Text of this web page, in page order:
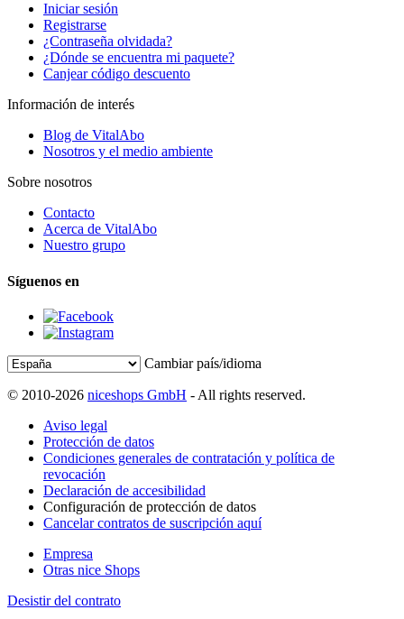
Iniciar sesión
Registrarse
¿Contraseña olvidada?
¿Dónde se encuentra mi paquete?
Canjear código descuento
Información de interés
Blog de VitalAbo
Nosotros y el medio ambiente
Sobre nosotros
Contacto
Acerca de VitalAbo
Nuestro grupo
Síguenos en
Cambiar país/idioma
© 2010-2026 niceshops GmbH - All rights reserved.
Aviso legal
Protección de datos
Condiciones generales de contratación y política de
revocación
Declaración de accesibilidad
Configuración de protección de datos
Cancelar contratos de suscripción aquí
Empresa
Otras nice Shops
Desistir del contrato